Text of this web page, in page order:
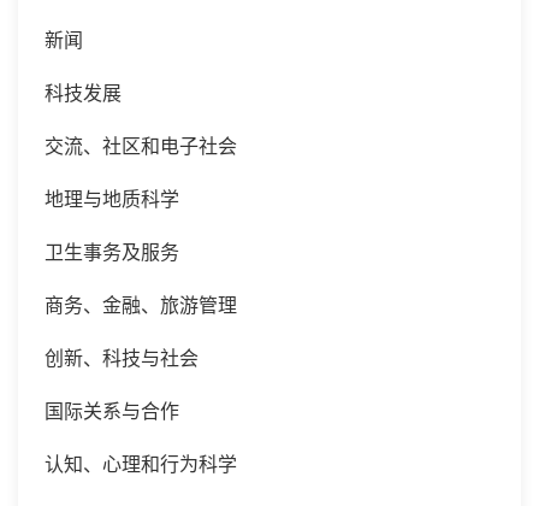
新闻
科技发展
交流、社区和电子社会
地理与地质科学
卫生事务及服务
商务、金融、旅游管理
创新、科技与社会
国际关系与合作
认知、心理和行为科学